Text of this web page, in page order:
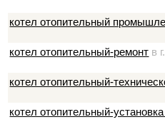
котел отопительный
котел отопительный-ремонт в
котел отопительный-
котел отопительный-